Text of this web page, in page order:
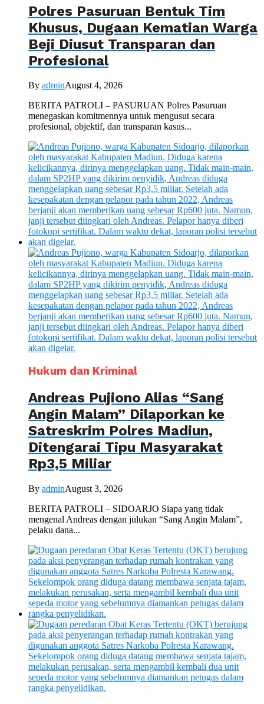
Polres Pasuruan Bentuk Tim
Khusus, Dugaan Kematian Warga
Beji Diusut Transparan dan
Profesional
By adminAugust 4, 2026
BERITA PATROLI – PASURUAN Polres Pasuruan
menegaskan komitmennya untuk mengusut secara
profesional, objektif, dan transparan kasus...
Hukum dan Kriminal
Andreas Pujiono Alias “Sang
Angin Malam” Dilaporkan ke
Satreskrim Polres Madiun,
Ditengarai Tipu Masyarakat
Rp3,5 Miliar
By adminAugust 3, 2026
BERITA PATROLI – SIDOARJO Siapa yang tidak
mengenal Andreas dengan julukan “Sang Angin Malam”,
pelaku dana...